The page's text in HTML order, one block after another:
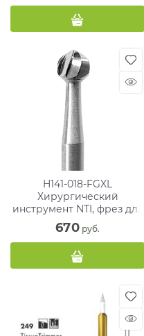
H141-018-FGXL
Хирургический
инструмент NTI, фрез для
кости,ТВС
670 руб.